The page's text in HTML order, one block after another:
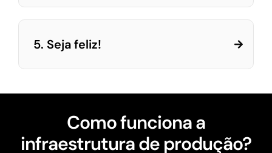
5. Seja feliz!
Como funciona a
infraestrutura de produção?